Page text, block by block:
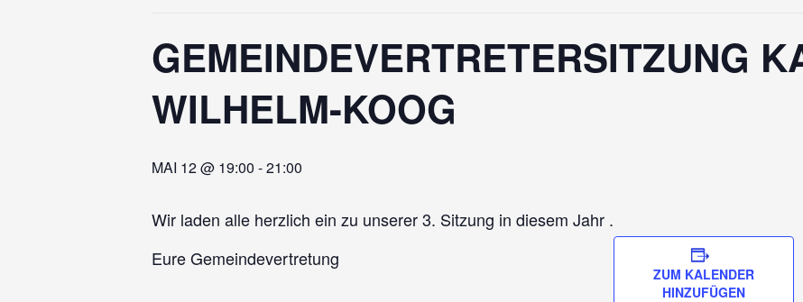
GEMEINDEVERTRETERSITZUNG
WILHELM-KOOG
MAI 12 @ 19:00 -21:00
Wir laden alle herzlich ein zu unserer 3. Sitzung in diesem Jahr .
Eure Gemeindevertretung
ZUM KALENDER
HINZUFÜGEN